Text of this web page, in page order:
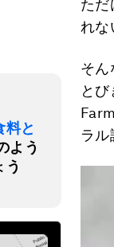
料と
よう
う
ただ
れな
そん
と
ラル